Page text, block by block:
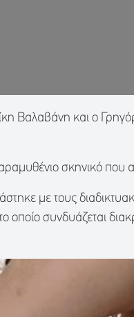
Βαλαβάνη και ο
σκηνικό που
με τους
συνδυάζεται